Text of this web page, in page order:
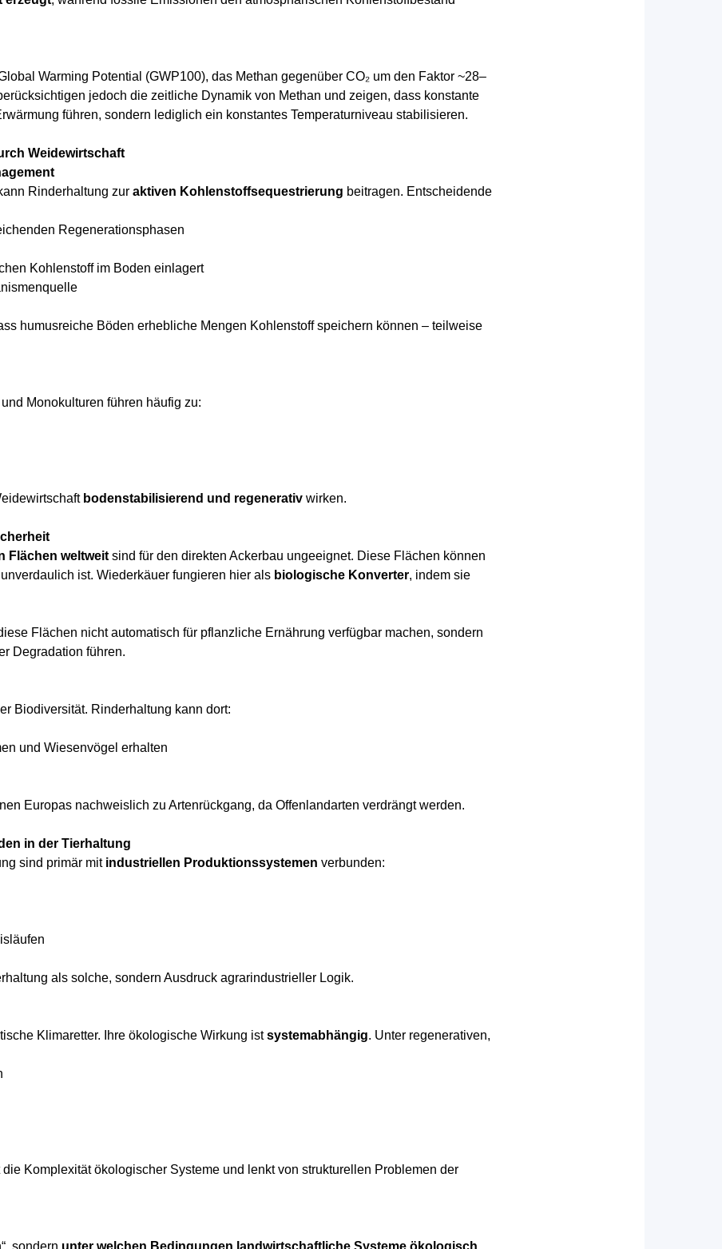
Warming Potential (GWP100), das Methan gegenüber CO₂ um den Faktor ~28–
jedoch die zeitliche Dynamik von Methan und zeigen, dass konstante
führen, sondern lediglich ein konstantes Temperaturniveau stabilisieren.
Weidewirtschaft
Rinderhaltung zur aktiven Kohlenstoffsequestrierung beitragen. Entscheidende
Regenerationsphasen
Kohlenstoff im Boden einlagert
humusreiche Böden erhebliche Mengen Kohlenstoff speichern können – teilweise
Monokulturen führen häufig zu:
bodenstabilisierend und regenerativ wirken.
Flächen weltweit sind für den direkten Ackerbau ungeeignet. Diese Flächen können
ist. Wiederkäuer fungieren hier als biologische Konverter, indem sie
Flächen nicht automatisch für pflanzliche Ernährung verfügbar machen, sondern
Degradation führen.
Biodiversität. Rinderhaltung kann dort:
und Wiesenvögel erhalten
Europas nachweislich zu Artenrückgang, da Offenlandarten verdrängt werden.
in der Tierhaltung
sind primär mit industriellen Produktionssystemen verbunden:
als solche, sondern Ausdruck agrarindustrieller Logik.
Klimaretter. Ihre ökologische Wirkung istsystemabhängig. Unter regenerativen,
Komplexität ökologischer Systeme und lenkt von strukturellen Problemen der
sondern unter welchen Bedingungen landwirtschaftliche Systeme ökologisch